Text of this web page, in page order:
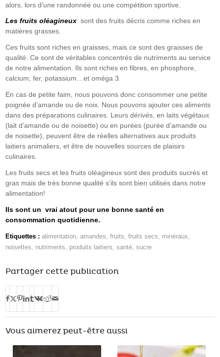
alors, lors d’une randonnée ou une compétition sportive.
Les fruits oléagineux sont des fruits décris comme riches en
matières grasses.
Ces fruits sont riches en graisses, mais ce sont des graisses de
qualité. Ce sont de véritables concentrés de nutriments au service
de notre alimentation. Ils sont riches en fibres, en phosphore,
calcium, fer, potassium…et oméga 3.
En cas de petite faim, nous pouvons donc consommer une petite
poignée d’amande ou de noix. Nous pouvons ajouter ces aliments
dans des préparations culinaires. Leurs dérivés, en laits végétaux
(lait d’amande ou de noisette) ou en purées (purée d’amande ou
de noisette), peuvent être de réelles alternatives aux produits
laitiers animaliers, et être de nouvelles sources de plaisirs
culinaires.
Les fruits secs et les fruits oléagineux sont des produits sucrés et
gras mais de très bonne qualité s’ils sont bien utilisés dans notre
alimentation!
Ils sont un vrai atout pour une bonne santé en
consommation quotidienne.
Etiquettes : alimentation,amandes,fruits,fruits secs, minéraux,
noisettes, nutriments, produits laitiers,santé,sucre
Partager cette publication
Vous aimerez peut-être aussi